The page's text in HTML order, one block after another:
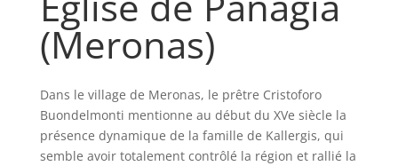
(Meronas)
Dans le village de Meronas, le prêtre Cristoforo
Buondelmonti mentionne au début du XVe siècle la
présence dynamique de la famille de Kallergis, qui
semble avoir totalement contrôlé la région et rallié la